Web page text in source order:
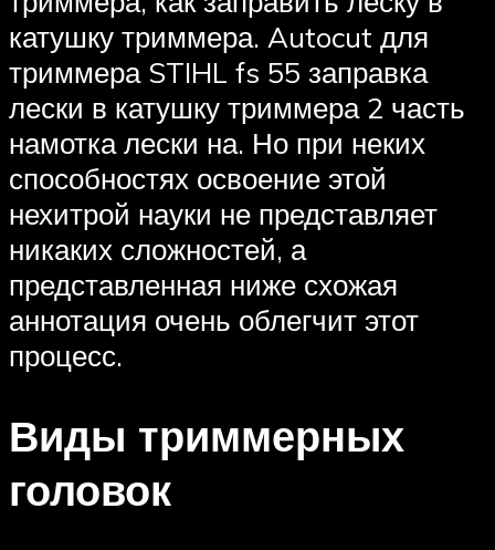
катушку триммера. Autocut для
триммера STIHL fs 55 заправка
лески в катушку триммера 2 часть
намотка лески на. Но при неких
способностях освоение этой
нехитрой науки не представляет
никаких сложностей, а
представленная ниже схожая
аннотация очень облегчит этот
процесс.
Виды триммерных
головок